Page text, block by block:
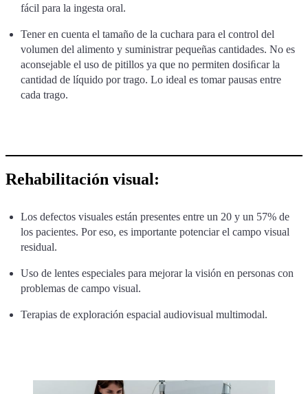
fácil para la ingesta oral.
Tener en cuenta el tamaño de la cuchara para el control del
volumen del alimento y suministrar pequeñas cantidades. No es
aconsejable el uso de pitillos ya que no permiten dosiﬁcar la
cantidad de líquido por trago. Lo ideal es tomar pausas entre
cada trago.
Rehabilitación visual:
Los defectos visuales están presentes entre un 20 y un 57% de
los pacientes. Por eso, es importante potenciar el campo visual
residual.
Uso de lentes especiales para mejorar la visión en personas con
problemas de campo visual.
Terapias de exploración espacial audiovisual multimodal.